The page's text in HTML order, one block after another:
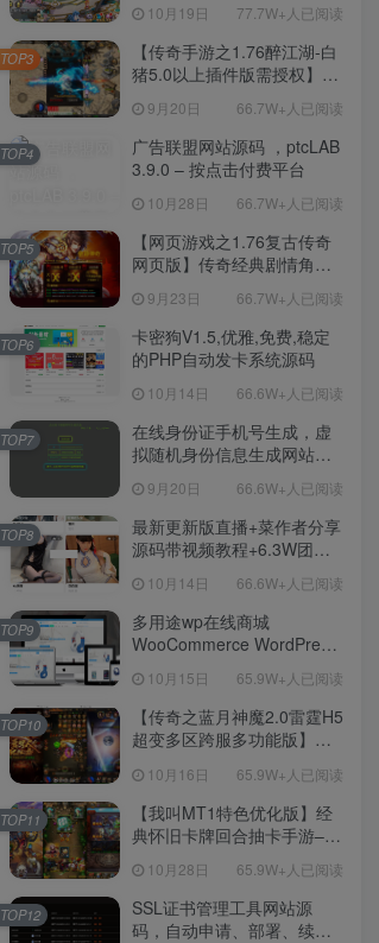
Linux服务端源码视频架设教
程-新版多功能GM网页后台
工具-安卓苹果IOS双端版
本！
10月19日 77.7W+人已阅读
【传奇手游之1.76醉江湖-白
猪5.0以上插件版需授权】三
手游-Win服务端源码视频架
设教程-新版GM多功能网页
授权物品后台-九层妖塔-法宠
系统-历练殿堂-尸家重地-GM
直冲网页后台-安卓苹果IOS
双端版本！
9月20日 66.7W+人已阅读
TOP3
广告联盟网站源码 ，ptcLAB
3.9.0 – 按点击付费平台
10月28日 66.7W+人已阅读
TOP4
【网页游戏之1.76复古传奇
网页版】传奇经典剧情角色
Win服务端源码视频架设教
程！
9月23日 66.7W+人已阅读
TOP5
卡密狗V1.5,优雅,免费,稳定
的PHP自动发卡系统源码
10月14日 66.6W+人已阅读
TOP6
在线身份证手机号生成，虚
拟随机身份信息生成网站源
9月20日 66.6W+人已阅读
TOP7
最新更新版直播+菜作者分享
源码带视频教程+6.3W团购
【源码+教程】
10月14日 66.6W+人已阅读
TOP8
多用途wp在线商城
WooCommerce WordPress
10月15日 65.9W+人已阅读
TOP9
【传奇之蓝月神魔2.0雷霆H5
超变多区跨服多功能版】三
理单机一键即玩镜像端-打包
Linux服务端源码-视频架设
教程
10月16日 65.9W+人已阅读
TOP10
【我叫MT1特色优化版】经
典怀旧卡牌回合抽卡手游–打
教程-多功能GM后台工具-网
页注册-安卓版本！
10月28日 65.9W+人已阅读
TOP11
SSL证书管理工具网站源
码，自动申请、部署、续期
TOP12